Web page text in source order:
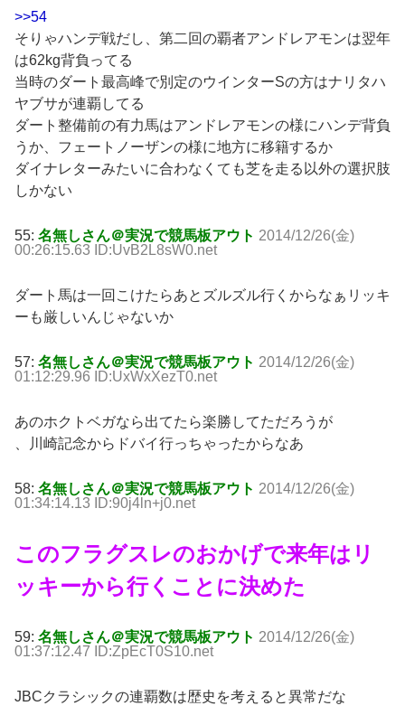
>>54
そりゃハンデ戦だし、第二回の覇者アンドレアモンは翌年
は62kg背負ってる
当時のダート最高峰で別定のウインターSの方はナリタハ
ヤブサが連覇してる
ダート整備前の有力馬はアンドレアモンの様にハンデ背負
うか、フェートノーザンの様に地方に移籍するか
ダイナレターみたいに合わなくても芝を走る以外の選択肢
しかない
55: 名無しさん＠実況で競馬板アウト 2014/12/26(金)
00:26:15.63 ID:UvB2L8sW0.net
ダート馬は一回こけたらあとズルズル行くからなぁリッキ
ーも厳しいんじゃないか
57: 名無しさん＠実況で競馬板アウト 2014/12/26(金)
01:12:29.96 ID:UxWxXezT0.net
あのホクトベガなら出てたら楽勝してただろうが
、川崎記念からドバイ行っちゃったからなあ
58: 名無しさん＠実況で競馬板アウト 2014/12/26(金)
01:34:14.13 ID:90j4ln+j0.net
このフラグスレのおかげで来年はリ
ッキーから行くことに決めた
59: 名無しさん＠実況で競馬板アウト 2014/12/26(金)
01:37:12.47 ID:ZpEcT0S10.net
JBCクラシックの連覇数は歴史を考えると異常だな